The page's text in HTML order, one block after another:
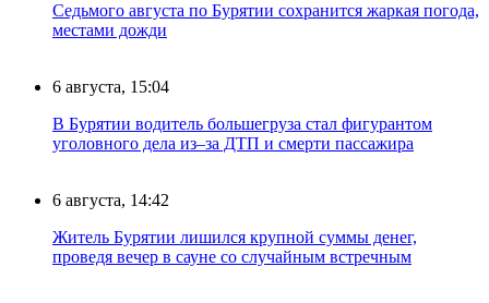
Седьмого августа по Бурятии сохранится жаркая погода,
местами дожди
6 августа, 15:04
В Бурятии водитель большегруза стал фигурантом
уголовного дела из–за ДТП и смерти пассажира
6 августа, 14:42
Житель Бурятии лишился крупной суммы денег,
проведя вечер в сауне со случайным встречным